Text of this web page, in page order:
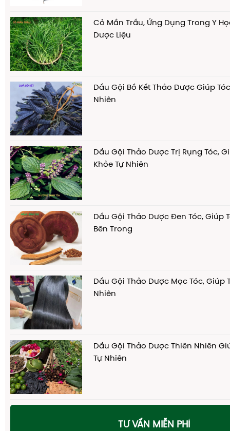
Cỏ Mần Trầu, Ứng Dụng Trong Y
Dược Liệu
Dầu Gội Bồ Kết Thảo Dược Giúp
Nhiên
Dầu Gội Thảo Dược Trị Rụng Tóc,
Khỏe Tự Nhiên
Dầu Gội Thảo Dược Đen Tóc, Giúp
Bên Trong
Dầu Gội Thảo Dược Mọc Tóc, Giúp
Nhiên
Dầu Gội Thảo Dược Thiên Nhiên
Tự Nhiên
TƯ VẤN MIỄN PHÍ